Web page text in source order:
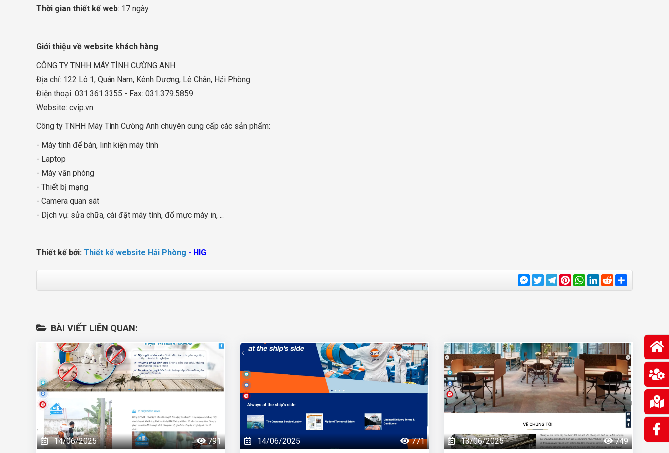
Thời gian thiết kế web: 17 ngày
Giới thiệu về website khách hàng:
CÔNG TY TNHH MÁY TÍNH CƯỜNG ANH
Địa chỉ: 122 Lô 1, Quán Nam, Kênh Dương, Lê Chân, Hải Phòng
Điện thoại: 031.361.3355 - Fax: 031.379.5859
Website: cvip.vn
Công ty TNHH Máy Tính Cường Anh chuyên cung cấp các sản phẩm:
- Máy tính để bàn, linh kiện máy tính
- Laptop
- Máy văn phòng
- Thiết bị mạng
- Camera quan sát
- Dịch vụ: sửa chữa, cài đặt máy tính, đổ mực máy in, ...
Thiết kế bởi: Thiết kế website Hải Phòng - HIG
Messenger
TwitterTelegram
Pinterest
WhatsApp
LinkedIn
Reddit
BÀI VIẾT LIÊN QUAN:
14/06/2025 791 14/06/2025 771 13/06/2025 749